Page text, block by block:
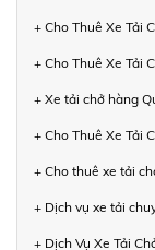
+ Cho Thuê Xe Tải
+ Cho Thuê Xe Tải
+ Xe tải chở hàng
+ Cho Thuê Xe Tải
+ Cho thuê xe tải
+ Dịch vụ xe tải
+ Dịch Vụ Xe Tải